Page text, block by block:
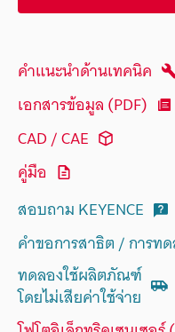
คำแนะนำด้านเทคนิค
เอกสารข้อมูล (PDF)
CAD / CAE
คู่มือ
สอบถาม KEYENCE
คำขอการสาธิต / การท
ทดลองใช้ผลิตภัณฑ์
โดยไม่เสียค่าใช้จ่าย